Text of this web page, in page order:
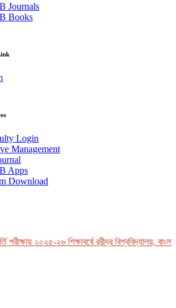
Journals
Books
Login
Management
Apps
Download
২০২৫-২৬ শিক্ষাবর্ষে রবীন্দ্র বিশ্ববিদ্যালয়,